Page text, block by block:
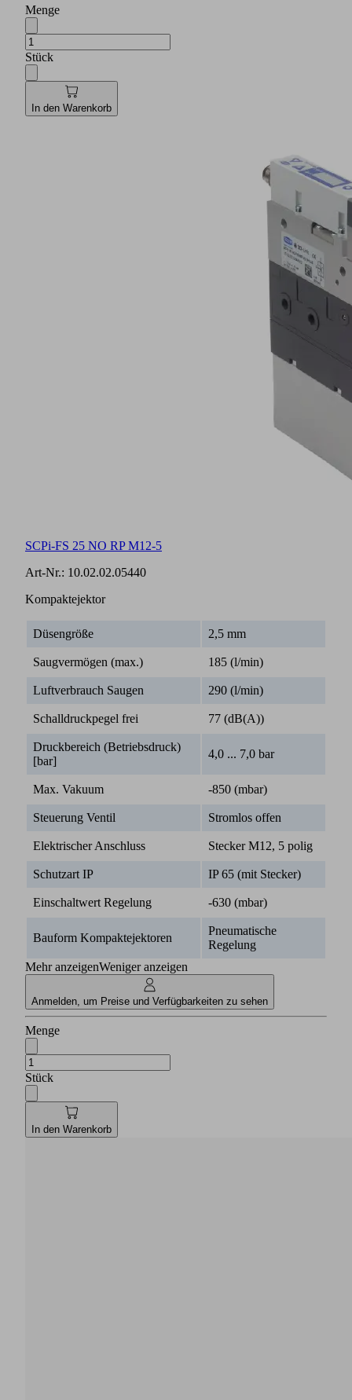
Menge
Stück
In den Warenkorb
SCPi-FS 25 NO RP M12-5
Art-Nr.: 10.02.02.05440
Kompaktejektor
Düsengröße 2,5 mm
Saugvermögen (max.) 185 (l/min)
Luftverbrauch Saugen 290 (l/min)
Schalldruckpegel frei 77 (dB(A))
Druckbereich (Betriebsdruck)
[bar]
4,0 ... 7,0 bar
Max. Vakuum -850 (mbar)
Steuerung Ventil Stromlos offen
Elektrischer Anschluss Stecker M12, 5 polig
Schutzart IP IP 65 (mit Stecker)
Einschaltwert Regelung -630 (mbar)
Bauform Kompaktejektoren
Pneumatische
Regelung
Mehr anzeigenWeniger anzeigen
Anmelden, um Preise und Verfügbarkeiten zu sehen
Menge
Stück
In den Warenkorb